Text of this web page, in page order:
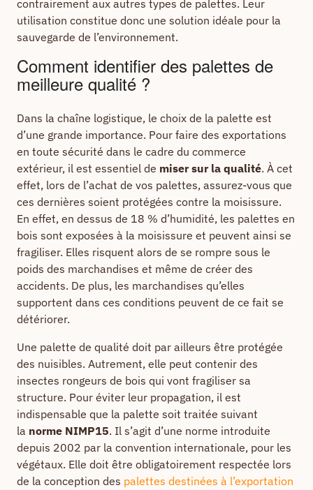
contrairement aux autres types de palettes. Leur
utilisation constitue donc une solution idéale pour la
sauvegarde de l’environnement.
Comment identifier des palettes de
meilleure qualité ?
Dans la chaîne logistique, le choix de la palette est
d’une grande importance. Pour faire des exportations
en toute sécurité dans le cadre du commerce
extérieur, il est essentiel de miser sur la qualité. À cet
effet, lors de l’achat de vos palettes, assurez-vous que
ces dernières soient protégées contre la moisissure.
En effet, en dessus de 18 % d’humidité, les palettes en
bois sont exposées à la moisissure et peuvent ainsi se
fragiliser. Elles risquent alors de se rompre sous le
poids des marchandises et même de créer des
accidents. De plus, les marchandises qu’elles
supportent dans ces conditions peuvent de ce fait se
détériorer.
Une palette de qualité doit par ailleurs être protégée
des nuisibles. Autrement, elle peut contenir des
insectes rongeurs de bois qui vont fragiliser sa
structure. Pour éviter leur propagation, il est
indispensable que la palette soit traitée suivant
la norme NIMP15. Il s’agit d’une norme introduite
depuis 2002 par la convention internationale, pour les
végétaux. Elle doit être obligatoirement respectée lors
de la conception des palettes destinées à l’exportation